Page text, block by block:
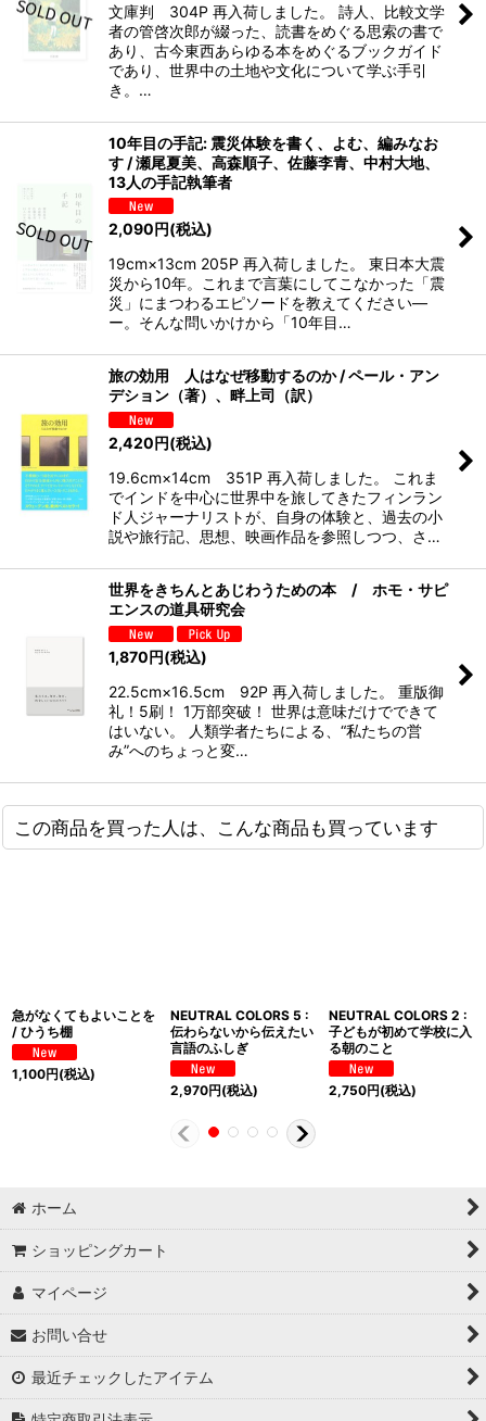
文庫判 304P 再入荷しました。 詩人、比較文学
者の管啓次郎が綴った、読書をめぐる思索の書で
あり、古今東西あらゆる本をめぐるブックガイド
であり、世界中の土地や文化について学ぶ手引
き。…
10年目の手記: 震災体験を書く、よむ、編みなお
す / 瀬尾夏美、高森順子、佐藤李青、中村大地、
13人の手記執筆者
2,090円(税込)
19cm×13cm 205P 再入荷しました。 東日本大震
災から10年。これまで言葉にしてこなかった「震
災」にまつわるエピソードを教えてください―
ー。そんな問いかけから「10年目…
旅の効用 人はなぜ移動するのか / ペール・アン
デション（著）、畔上司（訳）
2,420円(税込)
19.6cm×14cm 351P 再入荷しました。 これま
でインドを中心に世界中を旅してきたフィンラン
ド人ジャーナリストが、自身の体験と、過去の小
説や旅行記、思想、映画作品を参照しつつ、さ…
世界をきちんとあじわうための本 / ホモ・サピ
エンスの道具研究会
1,870円(税込)
22.5cm×16.5cm 92P 再入荷しました。 重版御
礼！5刷！ 1万部突破！ 世界は意味だけでできて
はいない。 人類学者たちによる、“私たちの営
み”へのちょっと変…
この商品を買った人は、こんな商品も買っています
急がなくてもよいことを
/ ひうち棚
1,100円(税込)
NEUTRAL COLORS 5 :
伝わらないから伝えたい
言語のふしぎ
2,970円(税込)
NEUTRAL COLORS 2 :
子どもが初めて学校に入
る朝のこと
2,750円(税込)
ホーム
ショッピングカート
マイページ
お問い合せ
最近チェックしたアイテム